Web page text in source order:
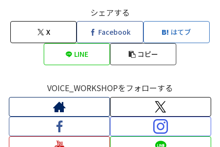
シェアする
X Facebook はてブ
LINE コピー
VOICE_WORKSHOPをフォローする